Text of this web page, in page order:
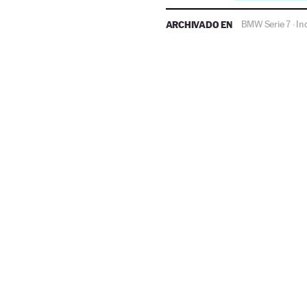
ARCHIVADO EN BMW Serie 7 ·